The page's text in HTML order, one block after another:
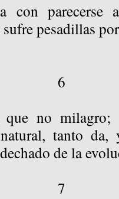
con
sufre pesadillas
6
no milagro;
tanto da,
de la
7